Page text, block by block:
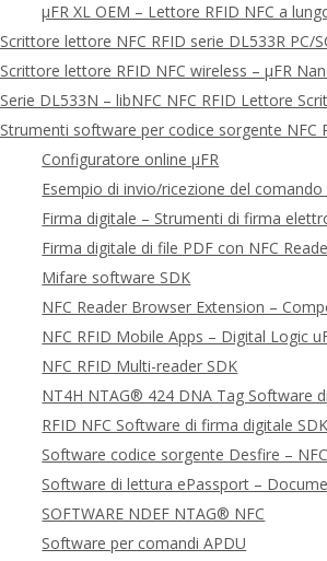
μFR XL OEM – Lettore RFID NFC a
Scrittore lettore NFC RFID serie DL533R PC/
Scrittore lettore RFID NFC wireless – μFR
Serie DL533N – libNFC NFC RFID Lettore
Strumenti software per codice sorgente NFC
Configuratore online μFR
Esempio di invio/ricezione del comando
Firma digitale – Strumenti di firma
Firma digitale di file PDF con NFC
Mifare software SDK
NFC Reader Browser Extension –
NFC RFID Mobile Apps – Digital Logic
NFC RFID Multi-reader SDK
NT4H NTAG® 424 DNA Tag Software
RFID NFC Software di firma digitale SDK
Software codice sorgente Desfire –
Software di lettura ePassport –
SOFTWARE NDEF NTAG® NFC
Software per comandi APDU